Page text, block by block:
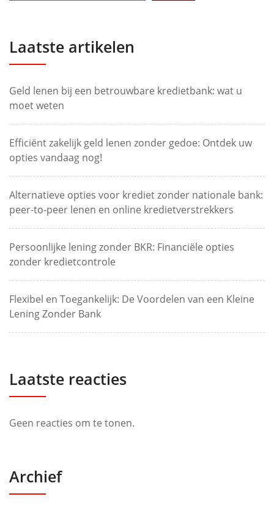
Laatste artikelen
Geld lenen bij een betrouwbare kredietbank: wat u
moet weten
Efficiënt zakelijk geld lenen zonder gedoe: Ontdek uw
opties vandaag nog!
Alternatieve opties voor krediet zonder nationale bank:
peer-to-peer lenen en online kredietverstrekkers
Persoonlijke lening zonder BKR: Financiële opties
zonder kredietcontrole
Flexibel en Toegankelijk: De Voordelen van een Kleine
Lening Zonder Bank
Laatste reacties
Geen reacties om te tonen.
Archief